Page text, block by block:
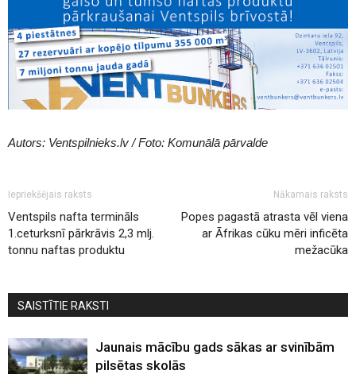
Autors: Ventspilnieks.lv / Foto: Komunālā pārvalde
Iepriekšējais raksts
Ventspils nafta termināls
1.ceturksnī pārkrāvis 2,3 mlj.
tonnu naftas produktu
Nākamais raksts
Popes pagastā atrasta vēl viena
ar Āfrikas cūku mēri inficēta
mežacūka
SAISTĪTIE RAKSTI
Jaunais mācību gads sākas ar svinībām
pilsētas skolās